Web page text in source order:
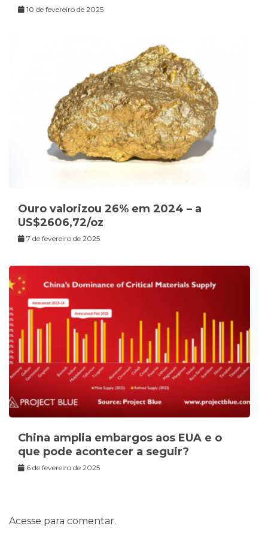
10 de fevereiro de 2025
Ouro valorizou 26% em 2024 – a
US$2606,72/oz
7 de fevereiro de 2025
China amplia embargos aos EUA e o
que pode acontecer a seguir?
6 de fevereiro de 2025
Acesse para comentar.